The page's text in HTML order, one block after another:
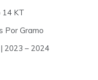
14 KT
Por Gramo
2023 – 2024